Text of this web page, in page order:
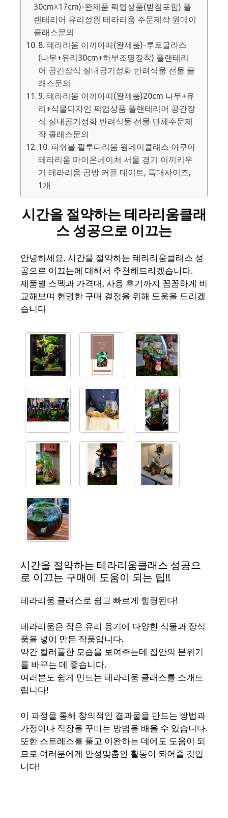
30cm☓17cm)-완제품 픽업상품(받침포함) 플
랜테리어 유리정원 테라리움 주문제작 원데이
클래스문의
8. 테라리움 이끼아띠(완제품)-루트글라스
(나무+유리30cm+하부조명장착) 플랜테리
어 공간장식 실내공기정화 반려식물 선물 클
래스문의
9. 테라리움 이끼아띠(완제품)20cm 나무+유
리+식물디자인 픽업상품 플랜테리어 공간장
식 실내공기정화 반려식물 선물 단체주문제
작 클래스문의
10. 피쉬볼 팔루다리움 원데이클래스 아쿠아
테라리움 마이온네이처 서울 경기 이끼키우
기 테라리움 공방 커플 데이트, 특대사이즈,
1개
시간을 절약하는 테라리움클래
스 성공으로 이끄는
안녕하세요. 시간을 절약하는 테라리움클래스 성
공으로 이끄는에 대해서 추천해드리겠습니다.
제품별 스펙과 가격대, 사용 후기까지 꼼꼼하게 비
교해보며 현명한 구매 결정을 위해 도움을 드리겠
습니다
시간을 절약하는 테라리움클래스 성공으
로 이끄는 구매에 도움이 되는 팁!!
테라리움 클래스로 쉽고 빠르게 힐링된다!
테라리움은 작은 유리 용기에 다양한 식물과 장식
품을 넣어 만든 작품입니다.
약간 컬러풀한 모습을 보여주는데 집안의 분위기
를 바꾸는 데 좋습니다.
여러분도 쉽게 만드는 테라리움 클래스를 소개드
립니다!
이 과정을 통해 창의적인 결과물을 만드는 방법과
가정이나 직장을 꾸미는 방법을 배울 수 있습니다.
또한 스트레스를 풀고 이완하는 데에도 도움이 되
므로 여러분에게 안성맞춤인 활동이 되어줄 것입
니다!